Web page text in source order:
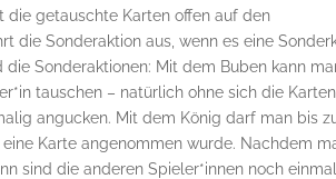
die getauschte Karten offen auf den
die Sonderaktion aus, wenn es eine
Sonderaktionen: Mit dem Buben kann
tauschen – natürlich ohne sich die Karten
angucken. Mit dem König darf man bis
Karte angenommen wurde. Nachdem
sind die anderen Spieler*innen noch einmal